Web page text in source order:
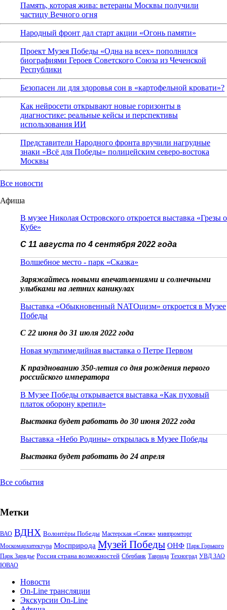
Память, которая жива: ветераны Москвы получили
частицу Вечного огня
Народный фронт дал старт акции «Огонь памяти»
Проект Музея Победы «Одна на всех» пополнился
биографиями Героев Советского Союза из Чеченской
Республики
Безопасен ли для здоровья сон в «картофельной кровати»?
Как нейросети открывают новые горизонты в
диагностике: реальные кейсы и перспективы
использования ИИ
Представители Народного фронта вручили нагрудные
знаки «Всё для Победы» полицейским северо-востока
Москвы
Все новости
Афиша
В музее Николая Островского откроется выставка «Грезы о
Кубе»
С 11 августа по 4 сентября 2022 года
Волшебное место - парк «Сказка»
Заряжайтесь новыми впечатлениями и солнечными
улыбками на летних каникулах
Выставка «Обыкновенный NATOцизм» откроется в Музее
Победы
С 22 июня до 31 июля 2022 года
Новая мультимедийная выставка о Петре Первом
К празднованию 350-летия со дня рождения первого
российского императора
В Музее Победы открывается выставка «Как пуховый
платок оборону крепил»
Выставка будет работать до 30 июня 2022 года
Выставка «Небо Родины» открылась в Музее Победы
Выставка будет работать до 24 апреля
Все события
Метки
ВАО ВДНХ Волонтёры Победы Мастерская «Сенеж» минпромторг
Москомархитектура Мосприрода Музей Победы ОНФ Парк Горького
Парк Зарядье Россия страна возможностей Сбербанк Таврида Техноград УВД ЗАО
ЮВАО
Новости
On-Line трансляции
Экскурсии On-Line